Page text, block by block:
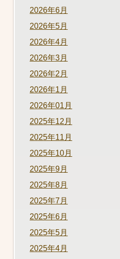
2026年6月
2026年5月
2026年4月
2026年3月
2026年2月
2026年1月
2026年01月
2025年12月
2025年11月
2025年10月
2025年9月
2025年8月
2025年7月
2025年6月
2025年5月
2025年4月